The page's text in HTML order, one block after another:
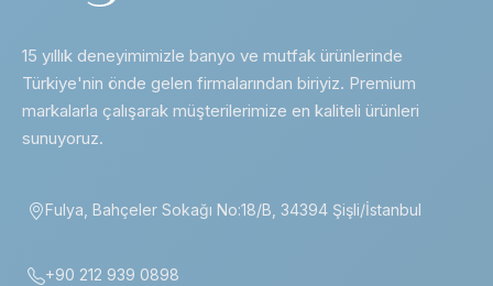
15 yıllık deneyimimizle banyo ve mutfak ürünlerinde
Türkiye'nin önde gelen firmalarından biriyiz. Premium
markalarla çalışarak müşterilerimize en kaliteli ürünleri
sunuyoruz.
Fulya, Bahçeler Sokağı No:18/B, 34394 Şişli/İstanbul
+90 212 939 0898